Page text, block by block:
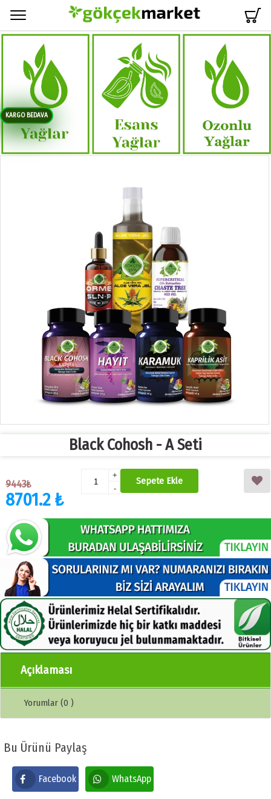
KARGO BEDAVA
Black Cohosh - A Seti
9443₺
8701.2 ₺
+
-
Sepete Ekle
Açıklaması
Yorumlar (0 )
Bu Ürünü Paylaş
Facebook WhatsApp